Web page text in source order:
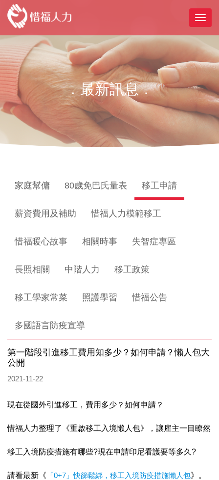
．最新訊息．
家庭幫傭 80歲免巴氏量表 移工申請
薪資費用及補助 惜福人力模範移工
惜福暖心故事 相關時事 失智症專區
長照相關 中階人力 移工政策
移工學家常菜 照護學習 惜福公告
多國語言防疫宣導
第一階段引進移工費用知多少？如何申請？懶人包大
公開
2021-11-22
現在從國外引進移工，費用多少？如何申請？
惜福人力整理了《重啟移工入境懶人包》，讓雇主一目瞭然
移工入境防疫措施有哪些?現在申請印尼看護要等多久?
請看最新​《 「0+7」快篩鬆綁，移工入境防疫措施懶人包》。